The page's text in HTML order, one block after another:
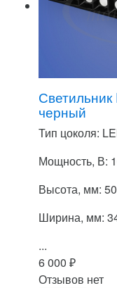
черный
Тип цоколя:
Мощность, В:
Высота, мм: 50
Ширина, мм:
...
6 000 ₽
Отзывов нет